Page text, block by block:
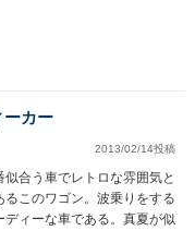
ーカー
2013/02/14投稿
合う車でレトロな雰囲気と
このワゴン。波乗りをする
ディーな車である。真夏が似